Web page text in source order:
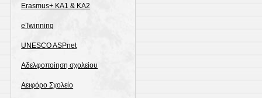
Erasmus+ KA1 & ΚΑ2
eTwinning
UNESCO ASPnet
Αδελφοποίηση σχολείου
Αειφόρο Σχολείο